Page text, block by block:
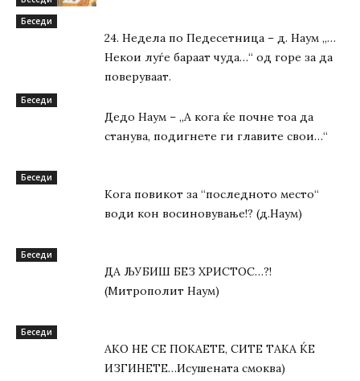
Беседи
24. Недела по Педесетница – д. Наум „…
Некои луѓе бараат чуда…“ од горе за да
поверуваат.
Беседи
Дедо Наум – „А кога ќе почне тоа да
станува, подигнете ги главите свои…“
Беседи
Кога повикот за “последното место“
води кон восиновување!? (д.Наум)
Беседи
ДА ЉУБИШ БЕЗ ХРИСТОС…?!
(Митрополит Наум)
Беседи
АКО НЕ СЕ ПОКАЕТЕ, СИТЕ ТАКА ЌЕ
ИЗГИНЕТЕ…Исушената смоква)